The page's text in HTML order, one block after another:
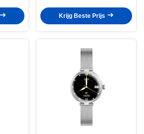
Krijg Beste Prijs